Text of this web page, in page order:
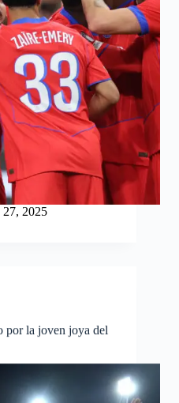
27, 2025
por la joven joya del